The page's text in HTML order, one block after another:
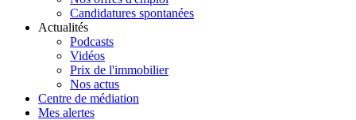
Candidatures spontanées
Actualités
Podcasts
Vidéos
Prix de l'immobilier
Nos actus
Centre de médiation
Mes alertes